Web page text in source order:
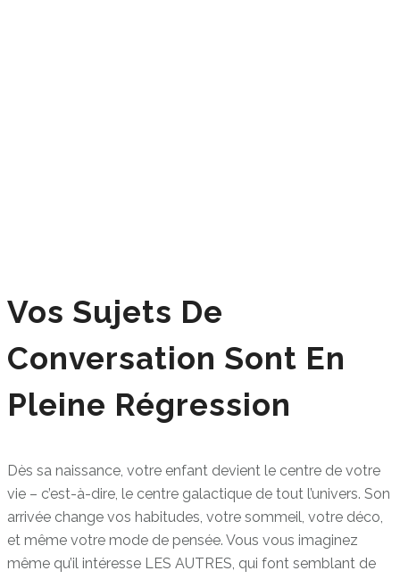
Vos Sujets De
Conversation Sont En
Pleine Régression
Dès sa naissance, votre enfant devient le centre de votre
vie – c’est-à-dire, le centre galactique de tout l’univers. Son
arrivée change vos habitudes, votre sommeil, votre déco,
et même votre mode de pensée. Vous vous imaginez
même qu’il intéresse LES AUTRES, qui font semblant de